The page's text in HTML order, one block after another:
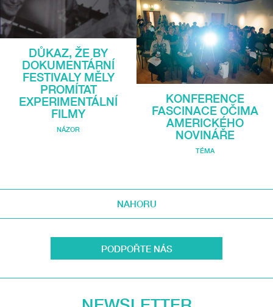
DŮKAZ, ŽE BY
DOKUMENTÁRNÍ
FESTIVALY MĚLY
PROMÍTAT
EXPERIMENTÁLNÍ
FILMY
NÁZOR
KONFERENCE
FASCINACE OČIMA
AMERICKÉHO
NOVINÁŘE
TÉMA
NAHORU
PODPOŘTE NÁS